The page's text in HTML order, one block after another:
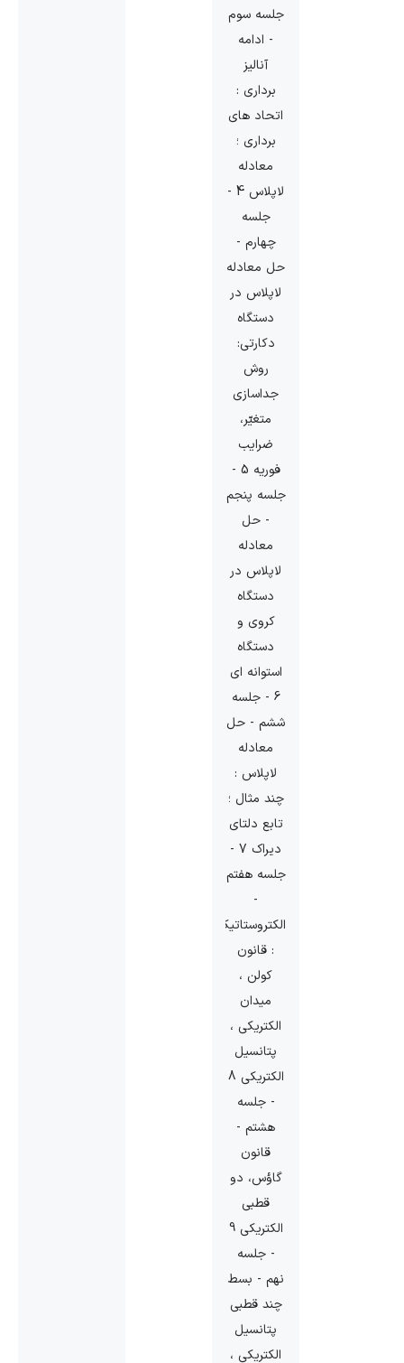
جلسه سوم
- ادامه
آنالیز
برداری :
اتحاد های
برداری ؛
معادله
لاپلاس 4 -
جلسه
چهارم -
حل معادله
لاپلاس در
دستگاه
دکارتی:
روش
جداسازی
متغیّر،
ضرایب
فوریه 5 -
جلسه پنجم
- حل
معادله
لاپلاس در
دستگاه
کروی و
دستگاه
استوانه ای
6 - جلسه
ششم - حل
معادله
لاپلاس :
چند مثال ؛
تابع دلتای
دیراک 7 -
جلسه هفتم
-
الکتروستاتیک
: قانون
کولن ،
میدان
الکتریکی ،
پتانسیل
الکتریکی 8
- جلسه
هشتم -
قانون
گاؤس، دو
قطبی
الکتریکی 9
- جلسه
نهم - بسط
چند قطبی
پتانسیل
الکتریکی ،